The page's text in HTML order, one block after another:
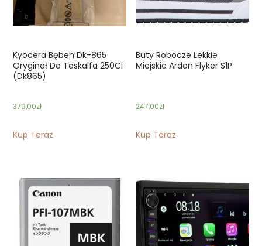
Kyocera Bęben Dk-865
Oryginał Do Taskalfa 250Ci
(Dk865)
379,00zł
Kup Teraz
Buty Robocze Lekkie
Miejskie Ardon Flyker S1P
247,00zł
Kup Teraz